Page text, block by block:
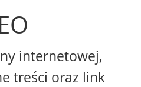
internetowej,
treści oraz link